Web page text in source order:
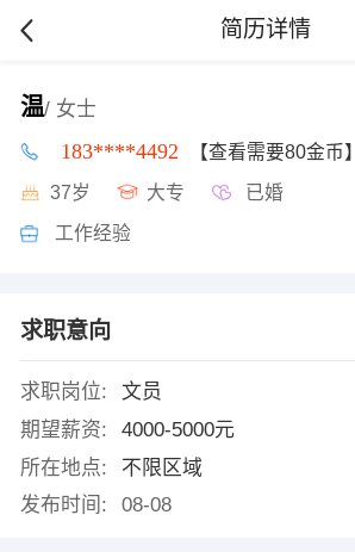
简历详情
温/ 女士
183****4492 【查看需要80金币】
37岁 大专 已婚
工作经验
求职意向
求职岗位:
文员
期望薪资:
4000-5000元
所在地点:
不限区域
发布时间:
08-08